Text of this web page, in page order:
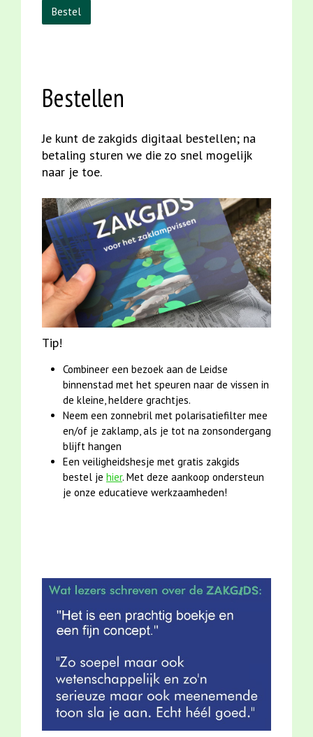
Bestel
Bestellen
Je kunt de zakgids digitaal bestellen; na
betaling sturen we die zo snel mogelijk
naar je toe.
Tip!
Combineer een bezoek aan de Leidse
binnenstad met het speuren naar de vissen in
de kleine, heldere grachtjes.
Neem een zonnebril met polarisatiefilter mee
en/of je zaklamp, als je tot na zonsondergang
blijft hangen
Een veiligheidshesje met gratis zakgids
bestel je hier. Met deze aankoop ondersteun
je onze educatieve werkzaamheden!